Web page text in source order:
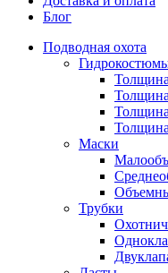
Блог
Подводная охота
Маски
Трубки